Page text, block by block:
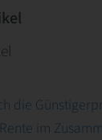
die
im